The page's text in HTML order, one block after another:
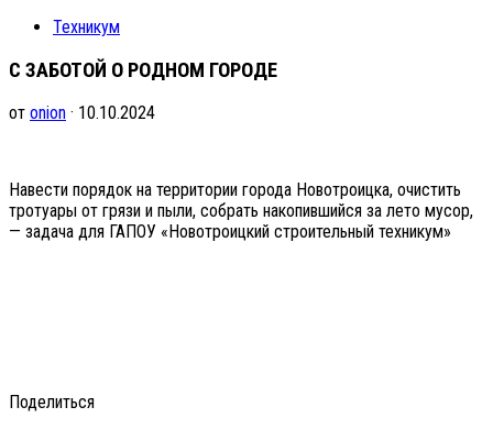
Техникум
С ЗАБОТОЙ О РОДНОМ ГОРОДЕ
от onion · 10.10.2024
Навести порядок на территории города Новотроицка, очистить
тротуары от грязи и пыли, собрать накопившийся за лето мусор,
— задача для ГАПОУ «Новотроицкий строительный техникум»
Поделиться